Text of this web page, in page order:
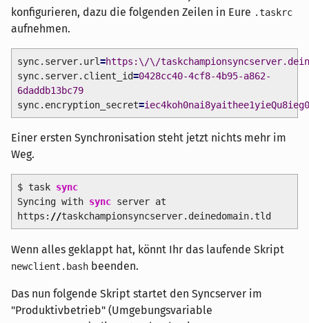
konfigurieren, dazu die folgenden Zeilen in Eure .taskrc
aufnehmen.
sync.server.url=https:\/\/
sync.server.client_id=0428cc40-4cf8-4b95-a862-
6daddb13bc79
sync.encryption_secret=
Einer ersten Synchronisation steht jetzt nichts mehr im
Weg.
$ task sync
Syncing with syncserver at
https: //taskchampionsyncserver.deinedomain.tld
Wenn alles geklappt hat, könnt Ihr das laufende Skript
newclient.bash beenden.
Das nun folgende Skript startet den Syncserver im
"Produktivbetrieb" (Umgebungsvariable